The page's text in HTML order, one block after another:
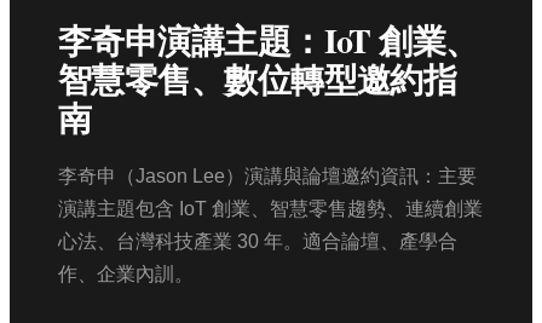
李奇申演講主題：IoT 創業、
智慧零售、數位轉型邀約指
南
李奇申（Jason Lee）演講與論壇邀約資訊：主要
演講主題包含 IoT 創業、智慧零售趨勢、連續創業
心法、台灣科技產業 30 年。適合論壇、產學合
作、企業內訓。